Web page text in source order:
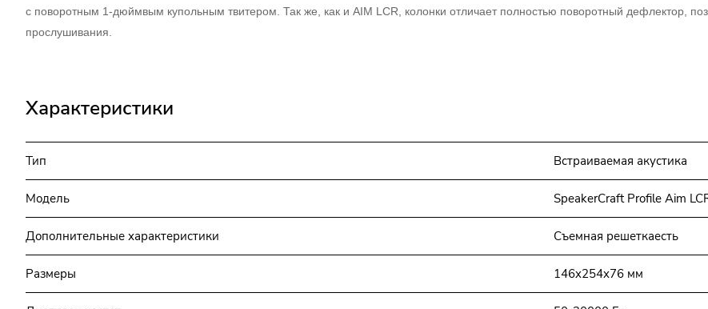
с поворотным 1-дюймвым купольным твитером. Так же, как и AIM LCR, колонки отличает полностью поворотный дефлектор,
прослушивания.
Характеристики
Тип Встраиваемая акустика
Модель SpeakerCraft Profile Aim
Дополнительные характеристики Съемная решеткаесть
Размеры 146x254x76 мм